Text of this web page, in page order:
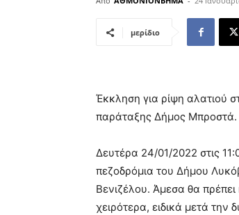
μερίδιο
Έκκληση για ρίψη αλατιού
παράταξης Δήμος Μπροστά.
Δευτέρα 24/01/2022 στις
πεζοδρόμια του Δήμου
Βενιζέλου. Άμεσα θα
χειρότερα, ειδικά μετά